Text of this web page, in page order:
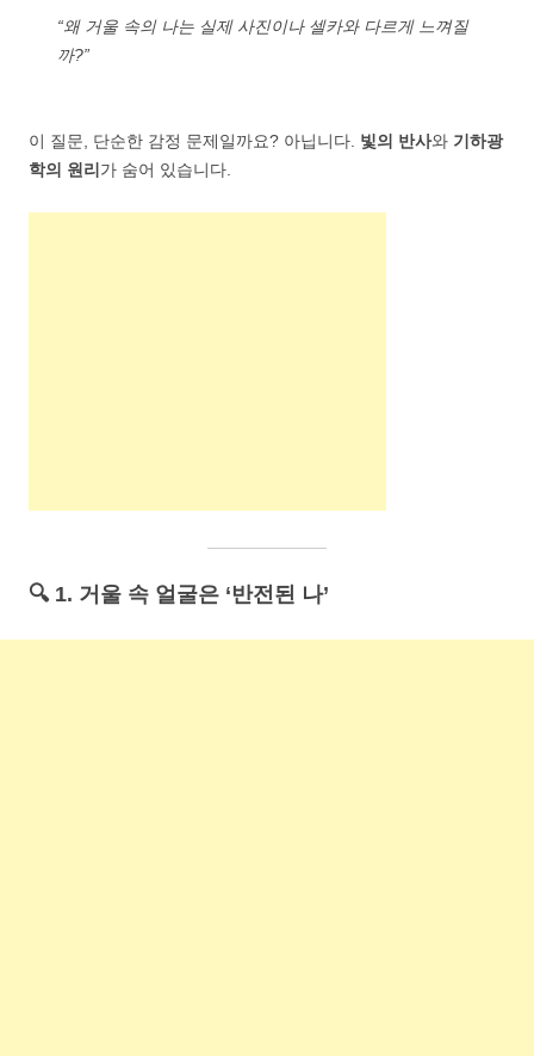
“왜 거울 속의 나는 실제 사진이나 셀카와 다르게 느껴질
까?”
이 질문, 단순한 감정 문제일까요? 아닙니다. 빛의 반사와 기하광
학의 원리 가 숨어 있습니다.
🔍 1. 거울 속 얼굴은 ‘반전된 나’